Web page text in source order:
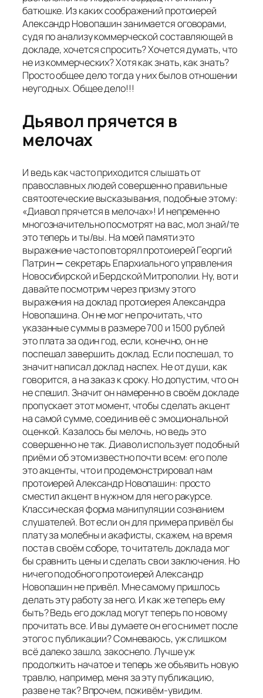
батюшке. Из каких соображений протоиерей
Александр Новопашин занимается оговорами,
судя по анализу коммерческой составляющей в
докладе, хочется спросить? Хочется думать, что
не из коммерческих? Хотя как знать, как знать?
Просто общее дело тогда у них было в отношении
неугодных. Общее дело!!!
Дьявол прячется в
мелочах
И ведь как часто приходится слышать от
православных людей совершенно правильные
святоотеческие высказывания, подобные этому:
«Диавол прячется в мелочах»! И непременно
многозначительно посмотрят на вас, мол знай/те
это теперь и ты/вы. На моей памяти это
выражение часто повторял протоиерей Георгий
Патрин—секретарь Епархиального управления
Новосибирской и Бердской Митрополии. Ну, вот и
давайте посмотрим через призму этого
выражения на доклад протоиерея Александра
Новопашина. Он не мог не прочитать, что
указанные суммы в размере 700 и 1500 рублей
это плата за один год, если, конечно, он не
поспешал завершить доклад. Если поспешал, то
значит написал доклад наспех. Не от души, как
говорится, а на заказ к сроку. Но допустим, что он
не спешил. Значит он намеренно в своём докладе
пропускает этот момент, чтобы сделать акцент
на самой сумме, соединив её с эмоциональной
оценкой. Казалось бы мелочь, но ведь это
совершенно не так. Диавол использует подобный
приём и об этом известно почти всем: его поле
это акценты, что и продемонстрировал нам
протоиерей Александр Новопашин: просто
сместил акцент в нужном для него ракурсе.
Классическая форма манипуляции сознанием
слушателей. Вот если он для примера привёл бы
плату за молебны и акафисты, скажем, на время
поста в своём соборе, то читатель доклада мог
бы сравнить цены и сделать свои заключения. Но
ничего подобного протоиерей Александр
Новопашин не привёл. Мне самому пришлось
делать эту работу за него. И как же теперь ему
быть? Ведь его доклад могут теперь по новому
прочитать все. И вы думаете он его снимет после
этого с публикации? Сомневаюсь, уж слишком
всё далеко зашло, закоснело. Лучше уж
продолжить начатое и теперь же объявить новую
травлю, например, меня за эту публикацию,
разве не так? Впрочем, поживём-увидим.